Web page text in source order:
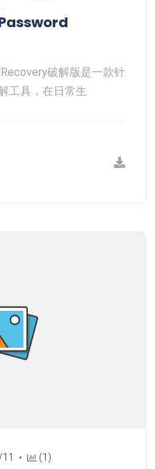
破解版是一款针
工具，在日常生
(1)